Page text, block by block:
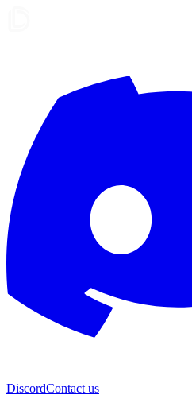
DiscordContact us